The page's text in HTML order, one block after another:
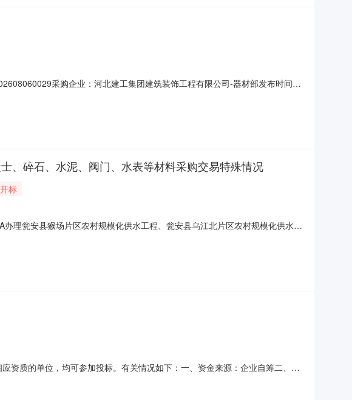
采购企业：河北建工集团建筑装饰工程有限公司-器材部发布时间：
、碎石、水泥、阀门、水表等材料采购交易特殊情况
标
理瓮安县猴场片区农村规模化供水工程、瓮安县乌江北片区农村规模化供水工
项目类型:货物项目实施地点:瓮安县猴场片区农村规模化供水工程、瓮安县
资质的单位，均可参加投标。有关情况如下：一、资金来源：企业自筹二、招
均需复印件盖公章一份。3、经营范围要求涉及：建筑材料制造、水泥制品销